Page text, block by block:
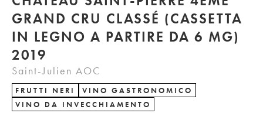
GRAND CRU CLASSÉ (CASSETTA
IN LEGNO A PARTIRE DA 6 MG)
2019
Saint-Julien AOC
FRUTTI NERI
VINO GASTRONOMICO
VINO DA INVECCHIAMENTO